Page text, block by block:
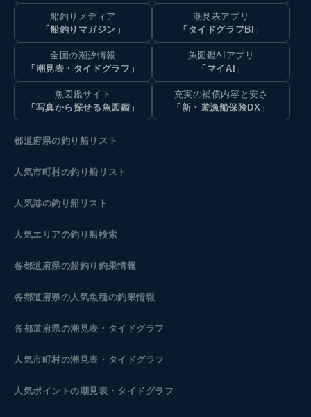
船釣りメディア
「船釣りマガジン」
潮見表アプリ
「タイドグラフBI」
全国の潮汐情報
「潮見表・タイドグラフ」
魚図鑑AIアプリ
「マイAI」
魚図鑑サイト
「写真から探せる魚図鑑」
充実の補償内容と安さ
「新・遊漁船保険DX」
都道府県の釣り船リスト
人気市町村の釣り船リスト
人気港の釣り船リスト
人気エリアの釣り船検索
各都道府県の船釣り釣果情報
各都道府県の人気魚種の釣果情報
各都道府県の潮見表 ・タイドグラフ
人気市町村の潮見表・タイドグラフ
人気ポイントの潮見表・タイドグラフ